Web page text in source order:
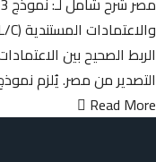
التصدير من مصر. يُلزم نموذج 13 المصدر بتوريد
Read More